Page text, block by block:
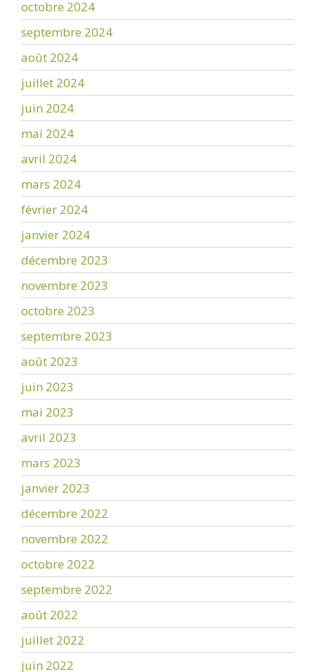
octobre 2024
septembre 2024
août 2024
juillet 2024
juin 2024
mai 2024
avril 2024
mars 2024
février 2024
janvier 2024
décembre 2023
novembre 2023
octobre 2023
septembre 2023
août 2023
juin 2023
mai 2023
avril 2023
mars 2023
janvier 2023
décembre 2022
novembre 2022
octobre 2022
septembre 2022
août 2022
juillet 2022
juin 2022